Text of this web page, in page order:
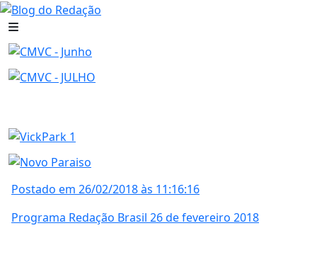
Postado em 26/02/2018 às 11:16:16
Programa Redação Brasil 26 de fevereiro 2018